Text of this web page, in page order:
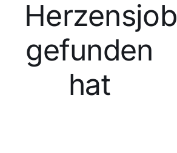
Herzensjob
gefunden
hat